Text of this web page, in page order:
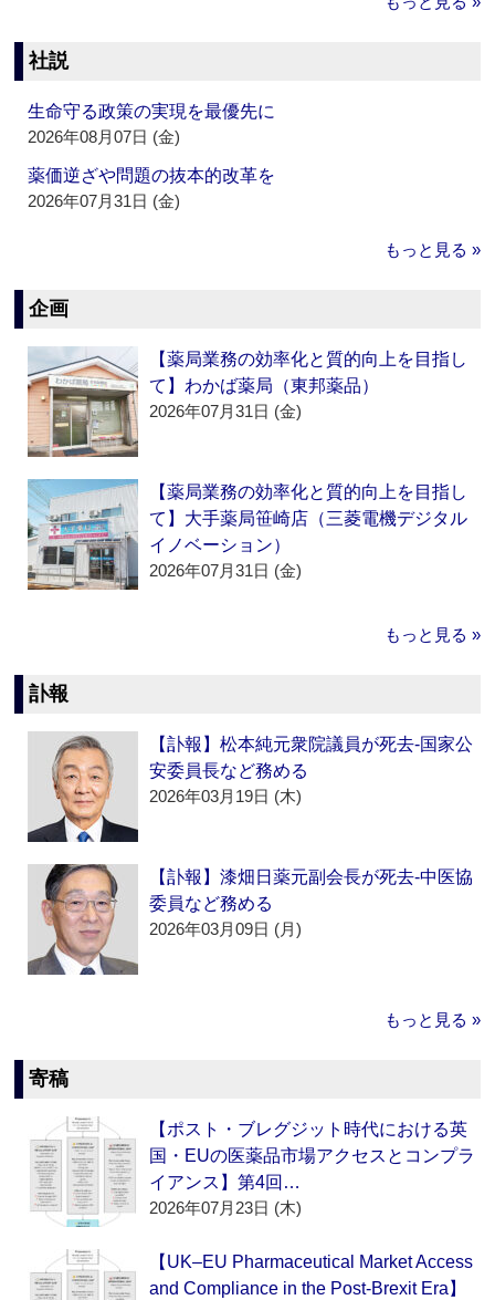
社説
生命守る政策の実現を最優先に
2026年08月07日 (金)
薬価逆ざや問題の抜本的改革を
2026年07月31日 (金)
もっと見る »
企画
【薬局業務の効率化と質的向上を目指し
て】わかば薬局（東邦薬品）
2026年07月31日 (金)
【薬局業務の効率化と質的向上を目指し
て】大手薬局笹崎店（三菱電機デジタル
イノベーション）
2026年07月31日 (金)
もっと見る »
訃報
【訃報】松本純元衆院議員が死去‐国家公
安委員長など務める
2026年03月19日 (木)
【訃報】漆畑日薬元副会長が死去‐中医協
委員など務める
2026年03月09日 (月)
もっと見る »
寄稿
【ポスト・ブレグジット時代における英
国・EUの医薬品市場アクセスとコンプラ
イアンス】第4回…
2026年07月23日 (木)
【UK–EU Pharmaceutical Market Access
and Compliance in the Post-Brexit Era】